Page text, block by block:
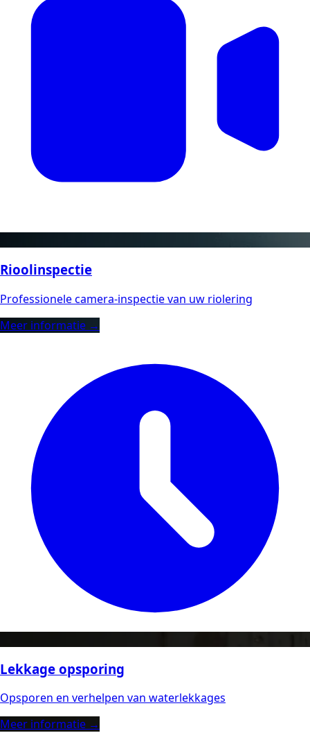
Rioolinspectie
Professionele camera-inspectie van uw riolering
Meer informatie →
Lekkage opsporing
Opsporen en verhelpen van waterlekkages
Meer informatie →